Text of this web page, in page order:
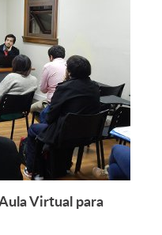
Leer más +
Virtual para